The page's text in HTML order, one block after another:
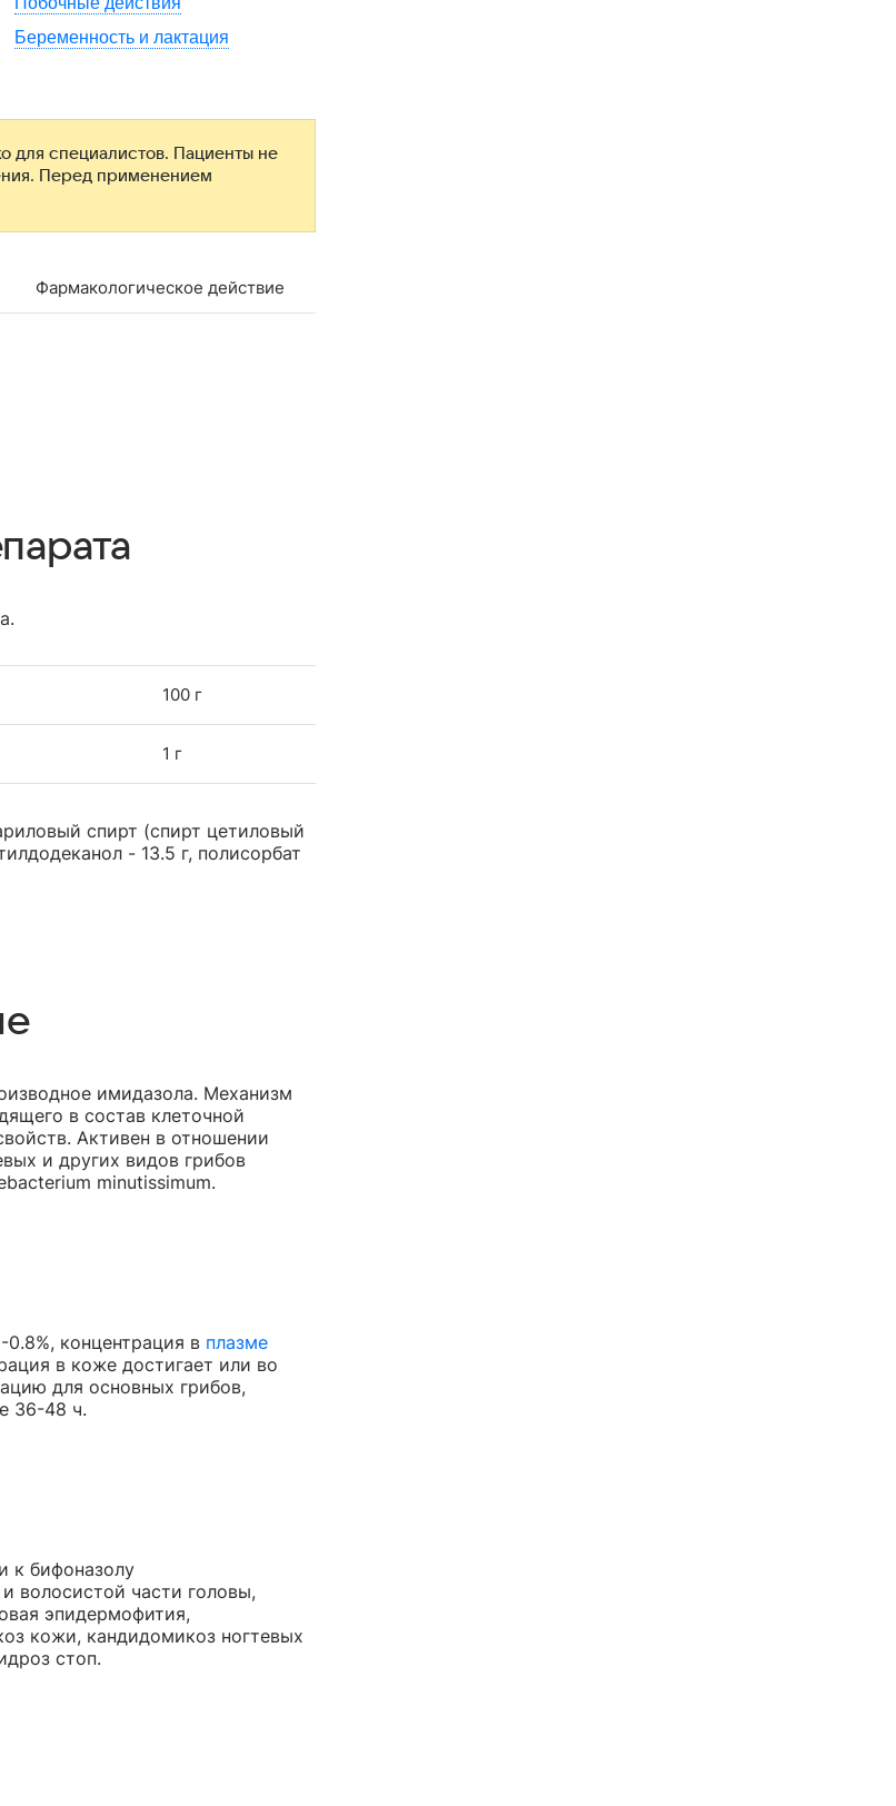
Беременность и лактация
для специалистов. Пациенты не
Перед применением
Фармакологическое действие
100 г
1 г
спирт (спирт цетиловый
- 13.5 г, полисорбат
имидазола. Механизм
в состав клеточной
Активен в отношении
и других видов грибов
minutissimum.
концентрация в плазме
в коже достигает или во
для основных грибов,
36-48 ч.
к бифоназолу
волосистой части головы,
эпидермофития,
кожи, кандидомикоз ногтевых
стоп.